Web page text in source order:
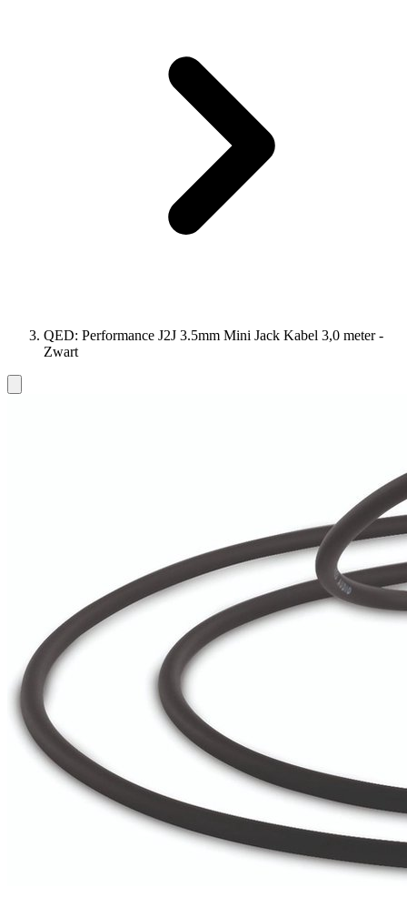
QED: Performance J2J 3.5mm Mini Jack Kabel 3,0 meter -
Zwart